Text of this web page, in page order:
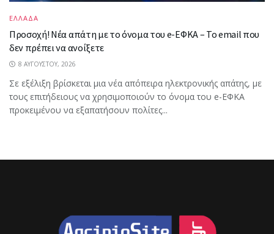
ΕΛΛΑΔΑ
Προσοχή! Νέα απάτη με το όνομα του e-ΕΦΚΑ – Το email που
δεν πρέπει να ανοίξετε
8 ΑΥΓΟΎΣΤΟΥ, 2026
Σε εξέλιξη βρίσκεται μια νέα απόπειρα ηλεκτρονικής απάτης, με
τους επιτήδειους να χρησιμοποιούν το όνομα του e-ΕΦΚΑ
προκειμένου να εξαπατήσουν πολίτες...